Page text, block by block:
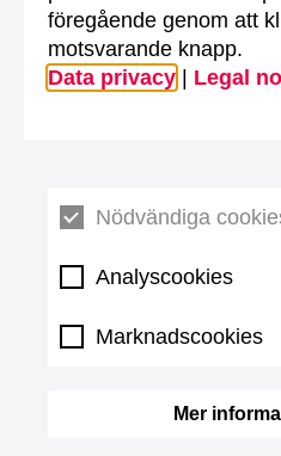
föregående genom att
motsvarande knapp.
Data privacy
Legal
Nödvändiga
Analyscookies
Marknadscookies
Mer